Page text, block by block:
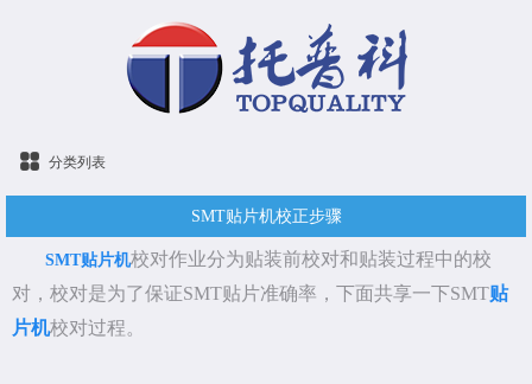
分类列表
SMT贴片机校正步骤
SMT贴片机校对作业分为贴装前校对和贴装过程中的校
对，校对是为了保证SMT贴片准确率，下面共享一下SMT贴
片机校对过程。